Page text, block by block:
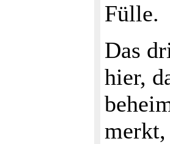
Fülle.
Das
hier,
merkt,